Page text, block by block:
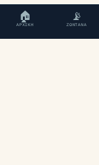
🏠
ΑΡΧΙΚΉ
📡
ΖΩΝΤΑΝΆ